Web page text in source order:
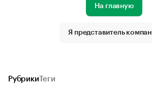
Источник изображения: Freepik.com
На главную
Я представитель
Рубрики Теги